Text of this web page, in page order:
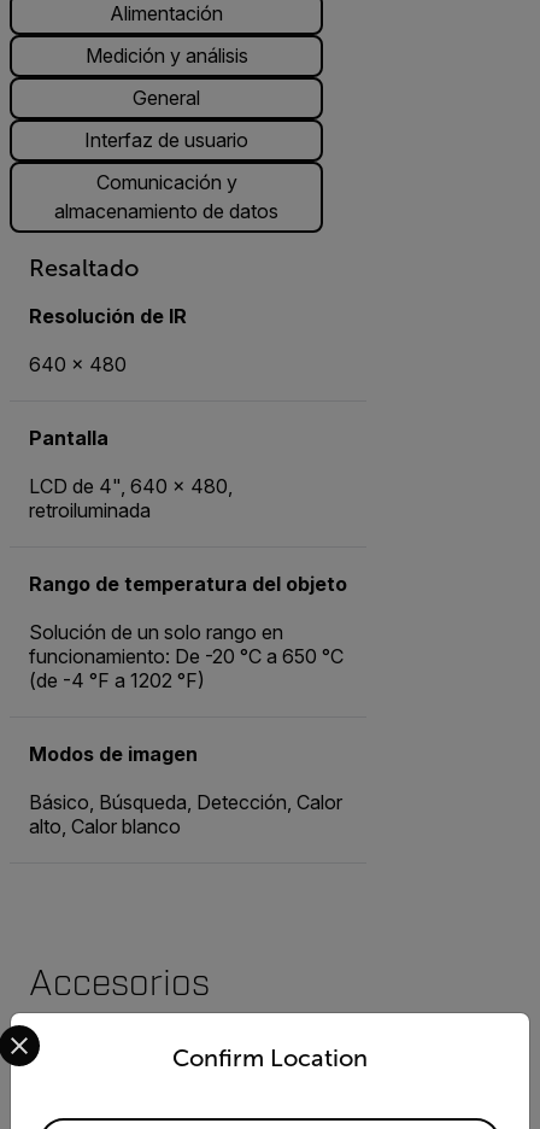
Alimentación
Medición y análisis
General
Interfaz de usuario
Comunicación y
almacenamiento de datos
Resaltado
Resolución de IR
640 × 480
Pantalla
LCD de 4", 640 × 480,
retroiluminada
Rango de temperatura del objeto
Solución de un solo rango en
funcionamiento: De -20 °C a 650 °C
(de -4 °F a 1202 °F)
Modos de imagen
Básico, Búsqueda, Detección, Calor
alto, Calor blanco
Accesorios
Confirm Location
Select your preferred country and language from the